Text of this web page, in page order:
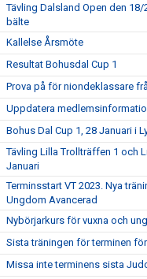
Tävling Dalsland Open den
bälte
Kallelse Årsmöte
Resultat Bohusdal Cup 1
Prova på för niondeklassare
Uppdatera
Bohus Dal Cup 1, 28 Januari i
Tävling Lilla Trollträffen 1 och
Januari
Terminsstart VT 2023. Nya
Ungdom Avancerad
Nybörjarkurs för vuxna och
Sista träningen för terminen
Missa inte terminens sista